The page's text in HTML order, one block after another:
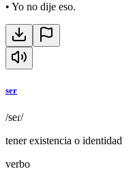
• Yo no dije eso.
ser
/seɾ/
tener existencia o identidad
verbo